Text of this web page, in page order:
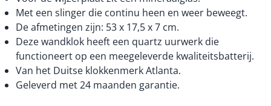
Met een slinger die continu heen en weer beweegt.
De afmetingen zijn: 53 x 17,5 x 7 cm.
Deze wandklok heeft een quartz uurwerk die
functioneert op een meegeleverde kwaliteitsbatterij.
Van het Duitse klokkenmerk Atlanta.
Geleverd met 24 maanden garantie.